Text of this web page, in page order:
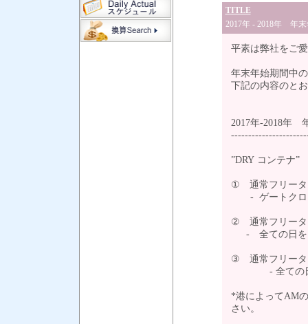
TITLE
2017年 - 2018年 年末
平素は弊社をご
年末年始期間中
下記の内容のと
2017年-2018年
”DRY コンテナ”
① 通常フリータ
- ゲートクロ
② 通常フリータ
- 全ての日を
③ 通常フリータ
- 全ての日を
*港によってAM
さい。